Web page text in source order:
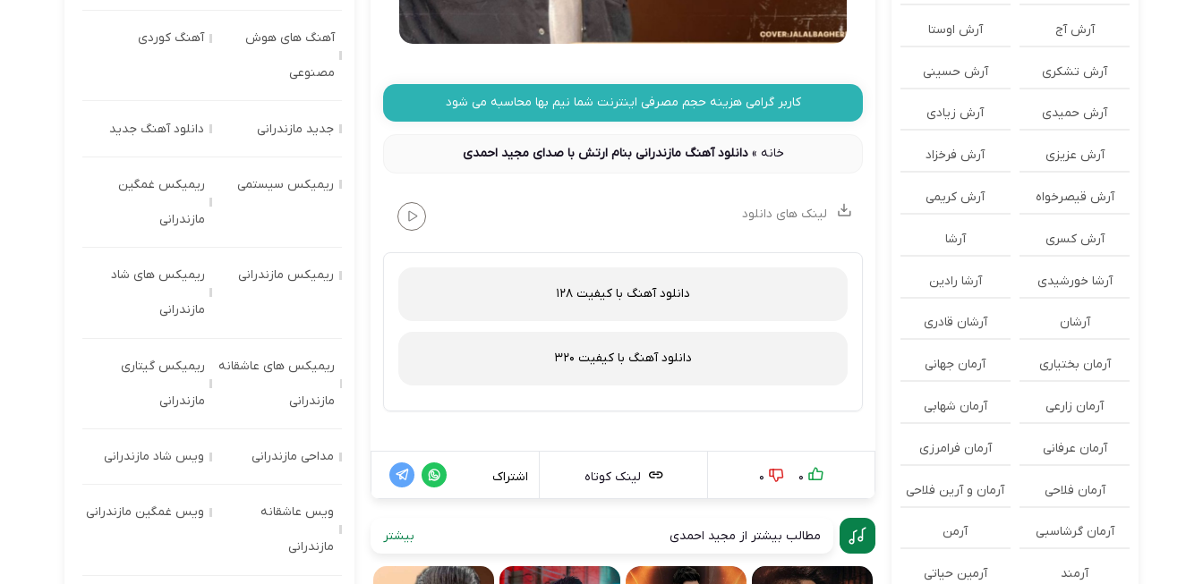
کاربر گرامی هزینه حجم مصرفی اینترنت شما نیم بها محاسبه می شود
خانه »دانلود آهنگ مازندرانی بنام ارتش با صدای مجید احمدی
لینک های دانلود
دانلود آهنگ با کیفیت 128
دانلود آهنگ با کیفیت 320
0
0 لینک کوتاه اشتراک
مطالب بیشتر از مجید احمدی بیشتر
آرش آج آرش اوستا
آرش تشکری آرش حسینی
آرش حمیدی آرش زیادی
آرش عزیزی آرش فرخزاد
آرش قیصرخواه آرش کریمی
آرش کسری آرشا
آرشا خورشیدی آرشا رادین
آرشان آرشان قادری
آرمان بختیاری آرمان جهانی
آرمان زارعی آرمان شهابی
آرمان عرفانی آرمان فرامرزی
آرمان فلاحی آرمان و آرین فلاحی
آرمان گرشاسبی آرمن
آرمند آرمین حیاتی
آهنگ های هوش
مصنوعی
آهنگ کوردی
جدید مازندرانی دانلود آهنگ جدید
ریمیکس سیستمی ریمیکس غمگین
مازندرانی
ریمیکس مازندرانی ریمیکس های شاد
مازندرانی
ریمیکس های عاشقانه
مازندرانی
ریمیکس گیتاری
مازندرانی
مداحی مازندرانی ویس شاد مازندرانی
ویس عاشقانه
مازندرانی
ویس غمگین مازندرانی